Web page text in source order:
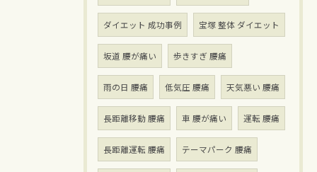
ダイエット 成功事例 宝塚 整体 ダイエット
坂道 腰が痛い 歩きすぎ 腰痛
雨の日 腰痛 低気圧 腰痛 天気悪い 腰痛
長距離移動 腰痛 車 腰が痛い 運転 腰痛
長距離運転 腰痛 テーマパーク 腰痛